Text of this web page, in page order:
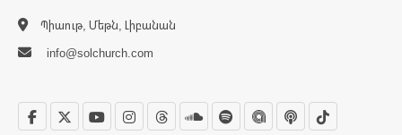
Պիաութ, Մեթն, Լիբանան
info@solchurch.com